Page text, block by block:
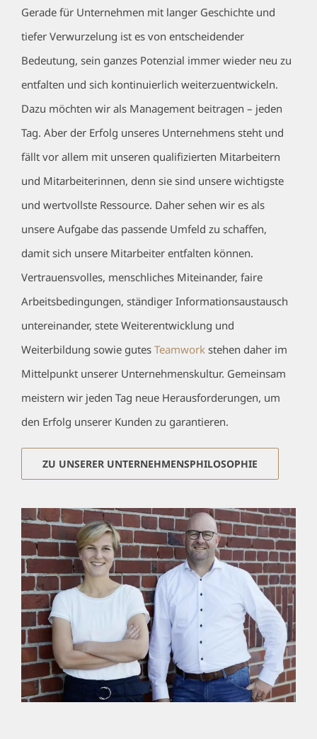
Gerade für Unternehmen mit langer Geschichte und
tiefer Verwurzelung ist es von entscheidender
Bedeutung, sein ganzes Potenzial immer wieder neu zu
entfalten und sich kontinuierlich weiterzuentwickeln.
Dazu möchten wir als Management beitragen – jeden
Tag. Aber der Erfolg unseres Unternehmens steht und
fällt vor allem mit unseren qualifizierten Mitarbeitern
und Mitarbeiterinnen, denn sie sind unsere wichtigste
und wertvollste Ressource. Daher sehen wir es als
unsere Aufgabe das passende Umfeld zu schaffen,
damit sich unsere Mitarbeiter entfalten können.
Vertrauensvolles, menschliches Miteinander, faire
Arbeitsbedingungen, ständiger Informationsaustausch
untereinander, stete Weiterentwicklung und
Weiterbildung sowie gutes Teamworkstehen daher im
Mittelpunkt unserer Unternehmenskultur. Gemeinsam
meistern wir jeden Tag neue Herausforderungen, um
den Erfolg unserer Kunden zu garantieren.
ZU UNSERER UNTERNEHMENSPHILOSOPHIE